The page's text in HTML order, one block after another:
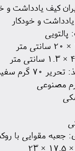
کیف یادداشت و
و خودکار
گرم سفید
مصنوعی
جعبه مقوایی با